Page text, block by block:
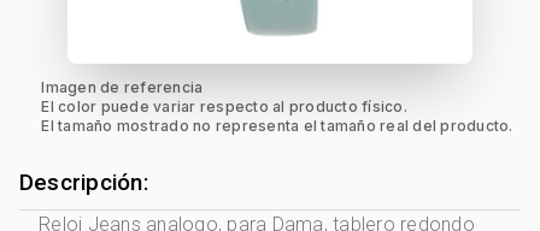
Imagen de referencia
El color puede variar respecto al producto físico.
El tamaño mostrado no representa el tamaño real del producto.
Descripción:
Reloj Jeans analogo, para Dama, tablero redondo